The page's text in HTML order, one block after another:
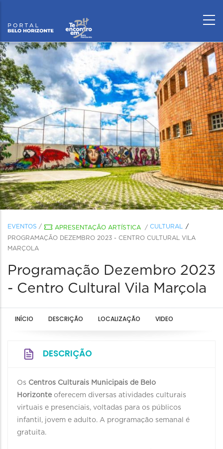
EVENTOS / APRESENTAÇÃO ARTÍSTICA / CULTURAL
PROGRAMAÇÃO DEZEMBRO 2023 - CENTRO CULTURAL VILA
MARÇOLA
Programação Dezembro 2023
- Centro Cultural Vila Marçola
INÍCIO DESCRIÇÃO LOCALIZAÇÃO VIDEO
DESCRIÇÃO
Os Centros Culturais Municipais de Belo
Horizonte oferecem diversas atividades culturais
virtuais e presenciais, voltadas para os públicos
infantil, jovem e adulto. A programação semanal é
gratuita.